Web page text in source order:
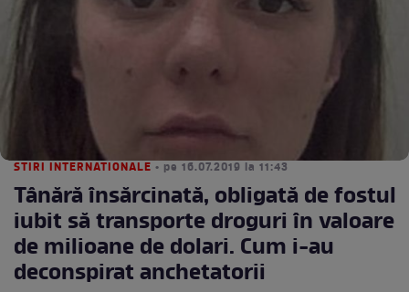
STIRI INTERNATIONALE • pe 16.07.2019 la 11:43
Tânără însărcinată, obligată de fostul
iubit să transporte droguri în valoare
de milioane de dolari. Cum i-au
deconspirat anchetatorii